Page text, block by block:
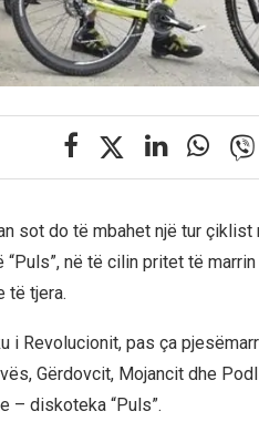
sot do të mbahet një tur
“Puls”, në të cilin pritet të
të tjera.
i Revolucionit, pas ça
Gërdovcit, Mojancit dhe
– diskoteka “Puls”.